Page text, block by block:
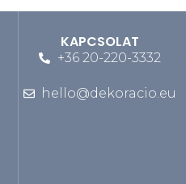
KAPCSOLAT
+36 20-220-3332
hello@dekoracio.eu